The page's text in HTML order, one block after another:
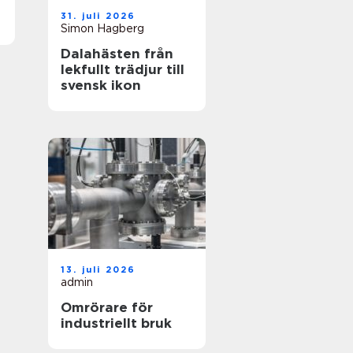
31. juli 2026
Simon Hagberg
Dalahästen från
lekfullt trädjur till
svensk ikon
13. juli 2026
admin
Omrörare för
industriellt bruk